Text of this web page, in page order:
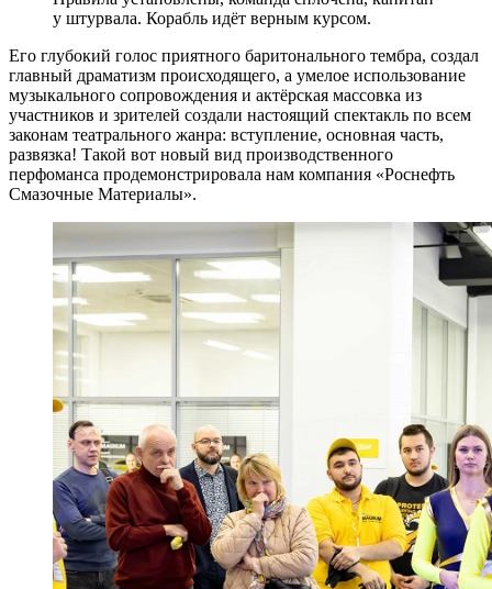
у штурвала. Корабль идёт верным курсом.
Его глубокий голос приятного баритонального тембра, создал
главный драматизм происходящего, а умелое использование
музыкального сопровождения и актёрская массовка из
участников и зрителей создали настоящий спектакль по всем
законам театрального жанра: вступление, основная часть,
развязка! Такой вот новый вид производственного
перфоманса продемонстрировала нам компания «Роснефть
Смазочные Материалы».